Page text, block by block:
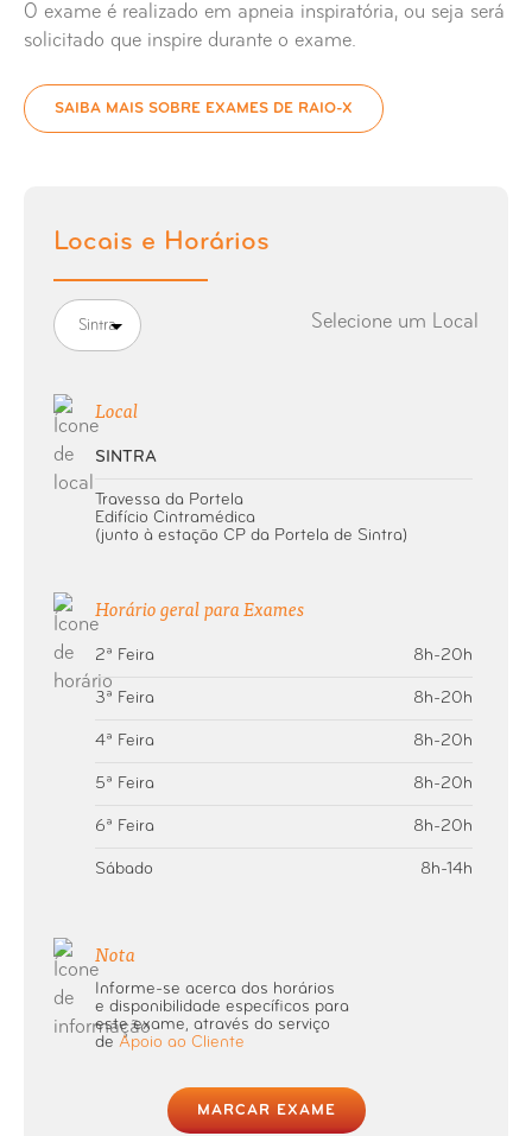
Raio-X Charneira Occipto-Atloideia
Raio-X Coluna Cervical
Raio-X Coluna Coccigea
Raio-X Coluna Dorsal
Raio-X Coluna Extra-longa
Raio-X Coluna Lombo-Sagrada
Raio-X Coluna Sagrada
Raio-X Coluna Total
Raio-X Cotovelo
Raio-X Dedo (mão ou pé)
Raio-X Esqueleto
Raio-X Esterno
O exame é realizado em apneia inspiratória, ou seja será
solicitado que inspire durante o exame.
SAIBA MAIS SOBRE EXAMES DE RAIO-X
Locais e Horários
Sintra Selecione um Local
Local
SINTRA
Travessa da Portela
Edifício Cintramédica
(junto à estação CP da Portela de Sintra)
Horário geral para Exames
2ª Feira 8h-20h
3ª Feira 8h-20h
4ª Feira 8h-20h
5ª Feira 8h-20h
6ª Feira 8h-20h
Sábado 8h-14h
Nota
Informe-se acerca dos horários
e disponibilidade específicos para
este exame, através do serviço
de Apoio ao Cliente
MARCAR EXAME